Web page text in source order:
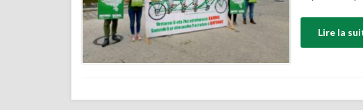
Lire la